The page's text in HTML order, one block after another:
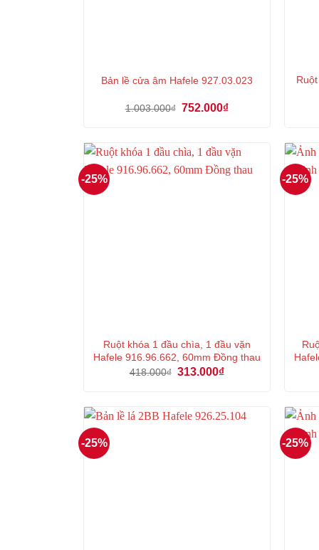
Bản lề cửa âm Hafele 927.03.023
1.003.000₫ Giá
752.000₫Giá
752.000₫.
-25%
Ruột khóa 1 đầu chìa, 1 đầu vặn
Hafele 916.96.662, 60mm Đồng thau
418.000₫ Giá
313.000₫Giá
313.000₫.
-25%
-25% -25%